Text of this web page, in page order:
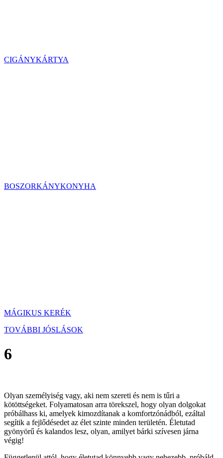
CIGÁNYKÁRTYA
BOSZORKÁNYKONYHA
MÁGIKUS KERÉK
TOVÁBBI JÓSLÁSOK
6
Olyan személyiség vagy, aki nem szereti és nem is tűri a
kötöttségeket. Folyamatosan arra törekszel, hogy olyan dolgokat
próbálhass ki, amelyek kimozdítanak a komfortzónádból, ezáltal
segítik a fejlődésedet az élet szinte minden területén. Életutad
gyönyörű és kalandos lesz, olyan, amilyet bárki szívesen járna
végig!